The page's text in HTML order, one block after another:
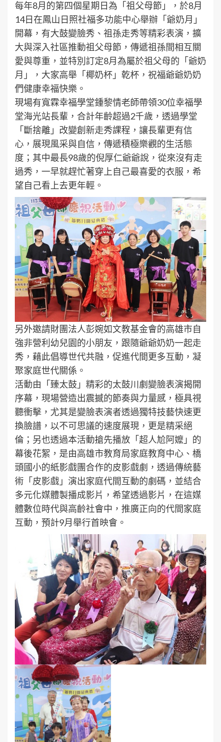
每年8月的第四個星期日為「祖父母節」，於8月
14日在鳳山日照社福多功能中心舉辦「爺奶月」
開幕，有大鼓變臉秀、祖孫走秀等精彩表演，擴
大與深入社區推動祖父母節，傳遞祖孫間相互關
愛與尊重，並特別訂定8月為屬於祖父母的「爺奶
月」，大家高舉「椰奶杯」乾杯，祝福爺爺奶奶
們健康幸福快樂。
現場有寬霖幸福學堂鍾黎情老師帶領30位幸福學
堂海光站長輩，合計年齡超過2千歲，透過學堂
「斷捨離」改變創新走秀課程，讓長輩更有信
心，展現風采與自信，傳遞積極樂觀的生活態
度；其中最長98歲的倪厚仁爺爺說，從來沒有走
過秀，一早就趕忙著穿上自己最喜愛的衣服，希
望自己看上去更年輕。
另外邀請財團法人彭婉如文教基金會的高雄市自
強非營利幼兒園的小朋友，跟隨爺爺奶奶一起走
秀，藉此倡導世代共融，促進代間更多互動，凝
聚家庭世代關係。
活動由「臻太鼓」精彩的太鼓川劇變臉表演揭開
序幕，現場營造出震撼的節奏與力量感，極具視
聽衝擊，尤其是變臉表演者透過獨特技藝快速更
換臉譜，以不可思議的速度展現，更是精采絕
倫；另也透過本活動搶先播放「超人尬阿嬤」的
幕後花絮，是由高雄市教育局家庭教育中心、橋
頭國小的紙影戲團合作的皮影戲劇，透過傳統藝
術「皮影戲」演出家庭代間互動的劇碼，並結合
多元化媒體製播成影片，希望透過影片，在這媒
體數位時代與高齡社會中，推廣正向的代間家庭
互動，預計9月舉行首映會。